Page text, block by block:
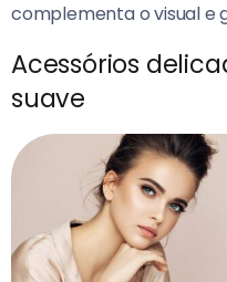
complementa o visual e
Acessórios
suave